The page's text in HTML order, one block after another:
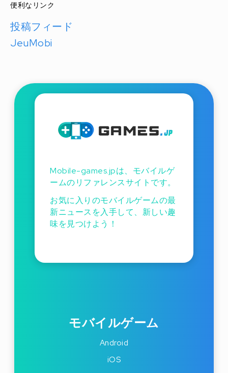
便利なリンク
投稿フィード
JeuMobi
Mobile-games.jpは、モバイルゲ
ームのリファレンスサイトです。
お気に入りのモバイルゲームの最
新ニュースを入手して、新しい趣
味を見つけよう！
モバイルゲーム
Android
iOS